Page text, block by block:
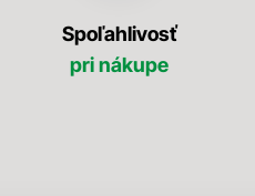
Spoľahlivosť
pri nákupe